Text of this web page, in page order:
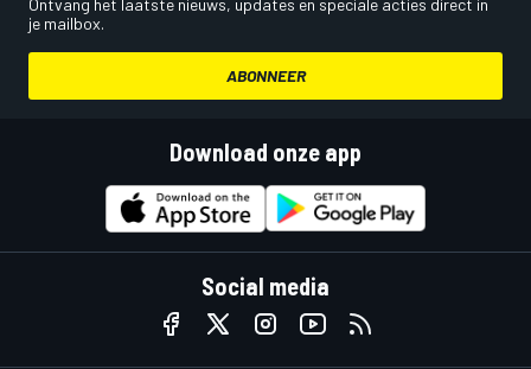
Ontvang het laatste nieuws, updates en speciale acties direct in
je mailbox.
ABONNEER
Download onze app
Social media